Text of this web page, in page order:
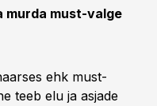
murda must-valge
ehk must-
teeb elu ja asjade